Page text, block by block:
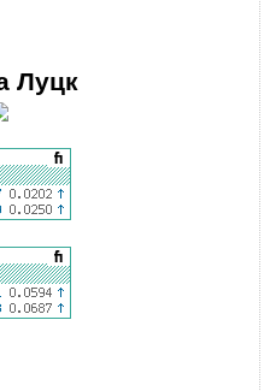
Луцк